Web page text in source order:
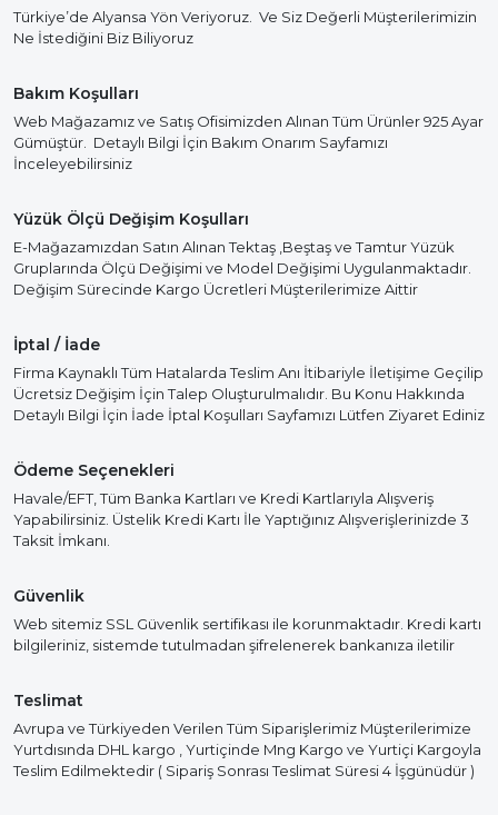
Türkiye’de Alyansa Yön Veriyoruz. Ve Siz Değerli Müşterilerimizin
Ne İstediğini Biz Biliyoruz
Bakım Koşulları
Web Mağazamız ve Satış Ofisimizden Alınan Tüm Ürünler 925 Ayar
Gümüştür. Detaylı Bilgi İçin Bakım Onarım Sayfamızı
İnceleyebilirsiniz
Yüzük Ölçü Değişim Koşulları
E-Mağazamızdan Satın Alınan Tektaş ,Beştaş ve Tamtur Yüzük
Gruplarında Ölçü Değişimi ve Model Değişimi Uygulanmaktadır.
Değişim Sürecinde Kargo Ücretleri Müşterilerimize Aittir
İptal / İade
Firma Kaynaklı Tüm Hatalarda Teslim Anı İtibariyle İletişime Geçilip
Ücretsiz Değişim İçin Talep Oluşturulmalıdır. Bu Konu Hakkında
Detaylı Bilgi İçin İade İptal Koşulları Sayfamızı Lütfen Ziyaret Ediniz
Ödeme Seçenekleri
Havale/EFT, Tüm Banka Kartları ve Kredi Kartlarıyla Alışveriş
Yapabilirsiniz. Üstelik Kredi Kartı İle Yaptığınız Alışverişlerinizde 3
Taksit İmkanı.
Güvenlik
Web sitemiz SSL Güvenlik sertifikası ile korunmaktadır. Kredi kartı
bilgileriniz, sistemde tutulmadan şifrelenerek bankanıza iletilir
Teslimat
Avrupa ve Türkiyeden Verilen Tüm Siparişlerimiz Müşterilerimize
Yurtdısında DHL kargo , Yurtiçinde Mng Kargo ve Yurtiçi Kargoyla
Teslim Edilmektedir ( Sipariş Sonrası Teslimat Süresi 4 İşgünüdür )